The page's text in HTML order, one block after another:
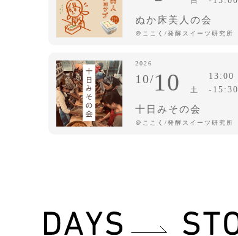
ぬか床美人の会
＠ここく/発酵スイーツ研究所
2026
10/10 土
13:00
-15:30
十日みその会
＠ここく/発酵スイーツ研究所